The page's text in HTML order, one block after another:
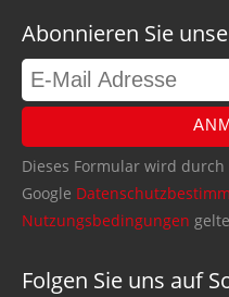
Abonnieren Sie
Dieses Formular wird durch
Google
Nutzungsbedingungen
Folgen Sie uns auf